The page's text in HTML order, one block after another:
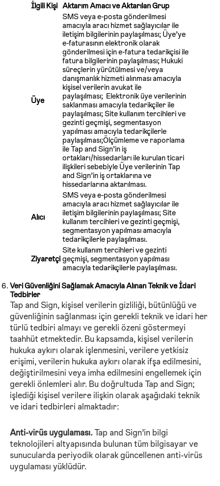
İlgili Kişi Aktarım Amacı ve Aktarılan Grup
Üye
SMS veya e-posta gönderilmesi
amacıyla aracı hizmet sağlayıcılar ile
iletişim bilgilerinin paylaşılması; Üye’ye
e-faturasının elektronik olarak
gönderilmesi için e-fatura tedarikçisi ile
fatura bilgilerinin paylaşılması; Hukuki
süreçlerin yürütülmesi ve/veya
danışmanlık hizmeti alınması amacıyla
kişisel verilerin avukat ile
paylaşılması; Elektronik üye verilerinin
saklanması amacıyla tedarikçiler ile
paylaşılması; Site kullanım tercihleri ve
gezinti geçmişi, segmentasyon
yapılması amacıyla tedarikçilerle
paylaşılması;Ölçümleme ve raporlama
ile Tap and Sign’in iş
ortakları/hissedarları ile kurulan ticari
ilişkileri sebebiyle Üye verilerinin Tap
and Sign’in iş ortaklarına ve
hissedarlarına aktarılması.
Alıcı
SMS veya e-posta gönderilmesi
amacıyla aracı hizmet sağlayıcılar ile
iletişim bilgilerinin paylaşılması; Site
kullanım tercihleri ve gezinti geçmişi,
segmentasyon yapılması amacıyla
tedarikçilerle paylaşılması.
Ziyaretçi
Site kullanım tercihleri ve gezinti
geçmişi, segmentasyon yapılması
amacıyla tedarikçilerle paylaşılması.
Veri Güvenliğini Sağlamak Amacıyla Alınan Teknik ve İdari
Tedbirler
Tap and Sign, kişisel verilerin gizliliği, bütünlüğü ve
güvenliğinin sağlanması için gerekli teknik ve idari her
türlü tedbiri almayı ve gerekli özeni göstermeyi
taahhüt etmektedir. Bu kapsamda, kişisel verilerin
hukuka aykırı olarak işlenmesini, verilere yetkisiz
erişimi, verilerin hukuka aykırı olarak ifşa edilmesini,
değiştirilmesini veya imha edilmesini engellemek için
gerekli önlemleri alır. Bu doğrultuda Tap and Sign;
işlediği kişisel verilere ilişkin olarak aşağıdaki teknik
ve idari tedbirleri almaktadır:
Anti-virüs uygulaması.Tap and Sign’in bilgi
teknolojileri altyapısında bulunan tüm bilgisayar ve
sunucularda periyodik olarak güncellenen anti-virüs
uygulaması yüklüdür.